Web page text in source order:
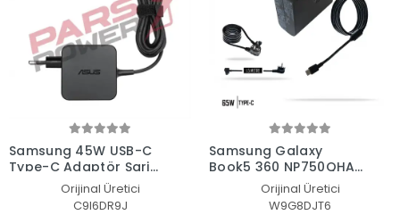
Samsung 45W USB-C
Type-C Adaptör Şarj
Aleti-CihazıOrijinal Üretici
C9I6DR9J
Samsung Galaxy
Book5 360 NP750QHA-
K00TT Adaptör Şarj
Aleti-Cihazı
Orijinal Üretici
W9G8DJT6